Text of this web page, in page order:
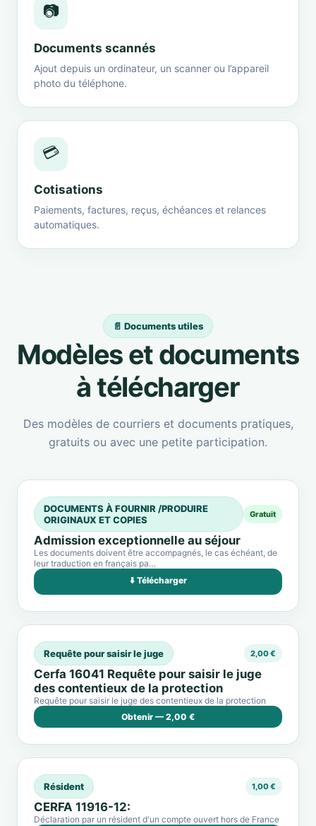
📷
Documents scannés
Ajout depuis un ordinateur, un scanner ou l’appareil
photo du téléphone.
💳
Cotisations
Paiements, factures, reçus, échéances et relances
automatiques.
📄 Documents utiles
Modèles et documents
à télécharger
Des modèles de courriers et documents pratiques,
gratuits ou avec une petite participation.
DOCUMENTS À FOURNIR /PRODUIRE
ORIGINAUX ET COPIES
Gratuit
Admission exceptionnelle au séjour
Les documents doivent être accompagnés, le cas échéant, de
leur traduction en français pa…
⬇️ Télécharger
Requête pour saisir le juge 2,00 €
Cerfa 16041 Requête pour saisir le juge
des contentieux de la protection
Requête pour saisir le juge des contentieux de la protection
Obtenir — 2,00 €
Résident 1,00 €
CERFA 11916-12:
Déclaration par un résident d'un compte ouvert hors de France